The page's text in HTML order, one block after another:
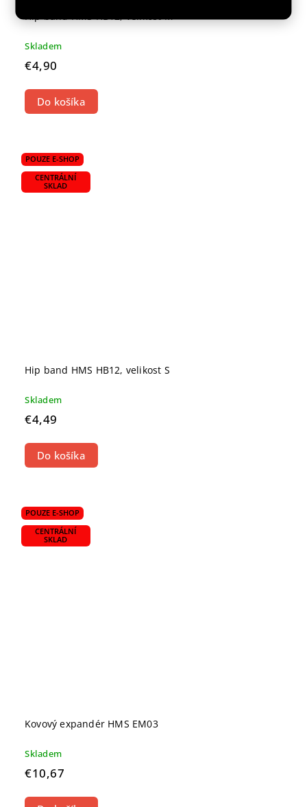
Hip band HMS HB12, velikost M
Skladem
€4,90
Do košíka
POUZE E-SHOP
CENTRÁLNÍ
SKLAD
Hip band HMS HB12, velikost S
Skladem
€4,49
Do košíka
POUZE E-SHOP
CENTRÁLNÍ
SKLAD
Kovový expandér HMS EM03
Skladem
€10,67